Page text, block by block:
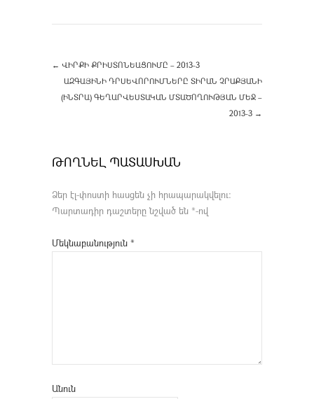
← ՎԻՐՔԻ ՔՐԻՍՏՈՆԵԱՑՈՒՄԸ – 2013-3
ԱԶԳԱՅԻՆԻ ԴՐՍԵՎՈՐՈՒՄՆԵՐԸ ՏԻՐԱՆ ՉՐԱՔՅԱՆԻ
(ԻՆՏՐԱ) ԳԵՂԱՐՎԵՍՏԱԿԱՆ ՄՏԱԾՈՂՈՒԹՅԱՆ ՄԵՋ –
2013-3 →
ԹՈՂՆԵԼ ՊԱՏԱՍԽԱՆ
Ձեր էլ-փոստի հասցեն չի հրապարակվելու։
Պարտադիր դաշտերը նշված են *-ով
Մեկնաբանություն *
Անուն